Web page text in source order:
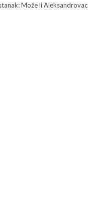
Može li Aleksandrovac